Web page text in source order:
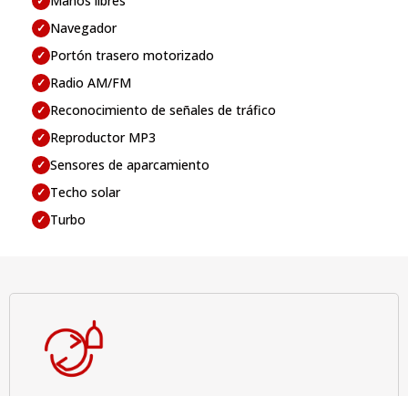
✓ Navegador
✓ Portón trasero motorizado
✓ Radio AM/FM
✓ Reconocimiento de señales de tráfico
✓ Reproductor MP3
✓ Sensores de aparcamiento
✓ Techo solar
✓ Turbo